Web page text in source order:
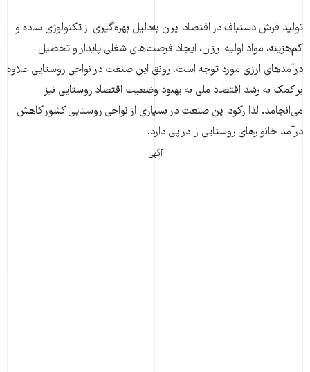
تولید فرش دستباف در اقتصاد ایران به‌دلیل بهره‌گیری از تکنولوژی ساده و
کم‌هزینه، مواد اولیه ارزان، ایجاد فرصت‌های شغلی پایدار و تحصیل
درآمدهای ارزی مورد توجه است. رونق این صنعت در نواحی روستایی علاوه
بر کمک به رشد اقتصاد ملی به بهبود وضعیت اقتصاد روستایی نیز
می‌انجامد. لذا رکود این صنعت در بسیاری از نواحی روستایی کشور کاهش
درآمد خانوارهای روستایی را در پی دارد.
آگهی